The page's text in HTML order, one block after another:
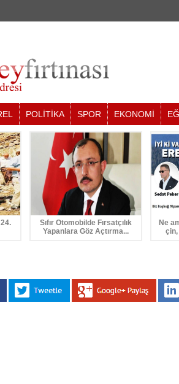
POLİTİKA SPOR EKONOMİ
Sıfır Otomobilde Fırsatçılık
Yapanlara Göz Açtırma...
Ne